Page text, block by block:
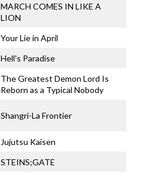
MARCH COMES IN LIKE A
LION
Your Lie in April
Hell's Paradise
The Greatest Demon Lord Is
Reborn as a Typical Nobody
Shangri-La Frontier
Jujutsu Kaisen
STEINS;GATE